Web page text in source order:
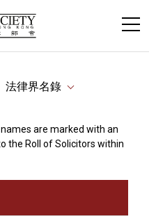
法律界名錄
are marked with an
the Roll of Solicitors within